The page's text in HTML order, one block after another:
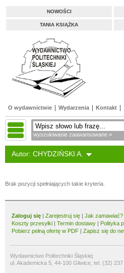
NOWOŚCI
TANIA KSIĄŻKA
O wydawnictwie Wydarzenia Kontakt
wyszukiwanie zaawansowane »
Autor: CHYDZIŃSKI A.
Brak pozycji spełniających takie kryteria.
Zaloguj się | Zarejestruj się | Jak zamawiać?
Koszty przesyłki | Termin dostawy | Polityka
Pobierz pełną ofertę w PDF | Zapisz się do
Wydawnictwo Politechniki Śląskiej
ul. Akademicka 5, 44-100 Gliwice, tel. (32)